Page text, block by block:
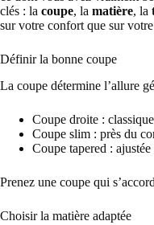
clés : la coupe, la matière, la
sur votre confort que sur
Définir la bonne coupe
La coupe détermine l’allure
Coupe droite :
Coupe slim : près du
Coupe tapered :
Prenez une coupe qui
Choisir la matière adaptée